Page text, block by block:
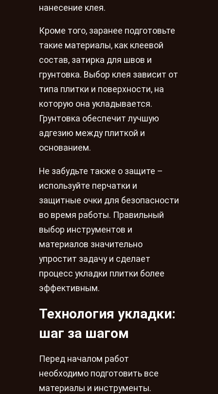
нанесение клея.
Кроме того, заранее подготовьте
такие материалы, как клеевой
состав, затирка для швов и
грунтовка. Выбор клея зависит от
типа плитки и поверхности, на
которую она укладывается.
Грунтовка обеспечит лучшую
адгезию между плиткой и
основанием.
Не забудьте также о защите –
используйте перчатки и
защитные очки для безопасности
во время работы. Правильный
выбор инструментов и
материалов значительно
упростит задачу и сделает
процесс укладки плитки более
эффективным.
Технология укладки:
шаг за шагом
Перед началом работ
необходимо подготовить все
материалы и инструменты.